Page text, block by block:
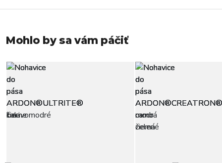
Mohlo by sa vám páčiť